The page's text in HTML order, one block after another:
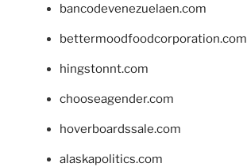
bancodevenezuelaen.com
bettermoodfoodcorporation.com
hingstonnt.com
chooseagender.com
hoverboardssale.com
alaskapolitics.com